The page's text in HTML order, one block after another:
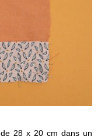
28 x 20 cm dans un